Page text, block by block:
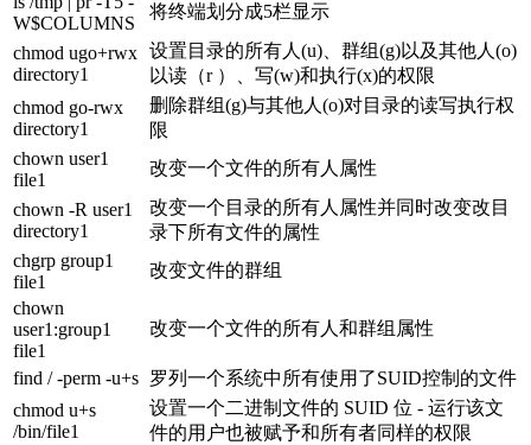
W$COLUMNS
将终端划分成5栏显示
chmod ugo+rwx
directory1
设置目录的所有人(u)、群组(g)以及其他人(o)
以读（r ）、写(w)和执行(x)的权限
chmod go-rwx
directory1
删除群组(g)与其他人(o)对目录的读写执行权
限
chown user1
file1
改变一个文件的所有人属性
chown -R user1
directory1
改变一个目录的所有人属性并同时改变改目
录下所有文件的属性
chgrp group1
file1
改变文件的群组
chown
user1:group1
file1
改变一个文件的所有人和群组属性
find / -perm -u+s 罗列一个系统中所有使用了SUID控制的文件
chmod u+s
/bin/file1
设置一个二进制文件的 SUID 位 - 运行该文
件的用户也被赋予和所有者同样的权限